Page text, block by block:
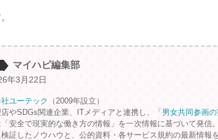
マイハピ編集部
年3月22日
ユーテック
（2009年設立）
やSDGs関連企業、ITメディアと連携し、「 男女共同参画の
安全で現実的な働き方の情報」を一次情報に基づいて発信。
証したノウハウと、公的資料・各サービス規約の最新情報